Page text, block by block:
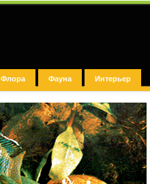
Флора Фауна Интерьер